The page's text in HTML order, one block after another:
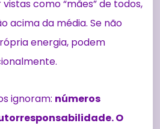
como “mães” de todos,
acima da média. Se não
energia, podem
ignoram: números
O